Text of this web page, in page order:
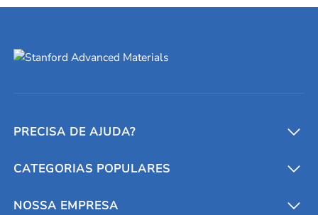
PRECISA DE AJUDA?
Conversores e calculadoras
Entre em contato conosco
CATEGORIAS POPULARES
Metais refratários
NOSSA EMPRESA